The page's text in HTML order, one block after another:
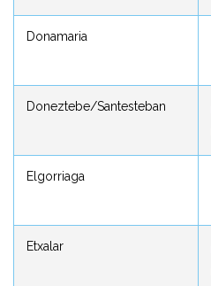
Donamaria
Doneztebe/Santesteban
Elgorriaga
Etxalar